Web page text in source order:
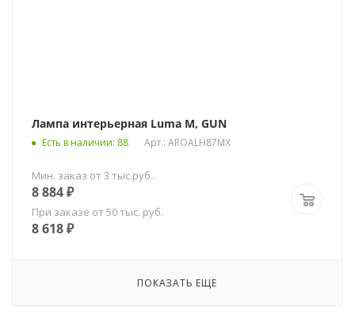
Лампа интерьерная Luma M, GUN
Есть в наличии: 88 Арт.: AROALH87MX
Мин. заказ от 3 тыс.руб..
8 884₽
При заказе от 50 тыс. руб.
8 618₽
ПОКАЗАТЬ ЕЩЕ